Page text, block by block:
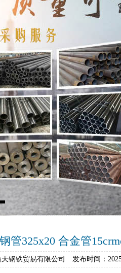
管325x20 合金管
天钢铁贸易有限公司 发布时间：